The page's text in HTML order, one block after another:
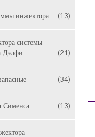
инжектора (13)
системы
Дэлфи
(21)
(34)
Сименса (13)